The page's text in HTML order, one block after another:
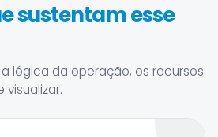
sustentam esse
lógica da operação, os recursos